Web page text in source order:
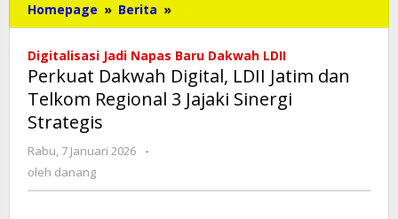
Homepage » Berita »
Dakwah
LDII
Jatim
dan
Sinergi
​Digitalisasi Jadi Napas Baru Dakwah LDII
Perkuat Dakwah Digital, LDII Jatim dan
Telkom Regional 3 Jajaki Sinergi
Strategis
Rabu, 7 Januari 2026
oleh
-
oleh danang